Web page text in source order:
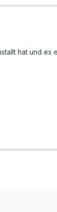
hat und